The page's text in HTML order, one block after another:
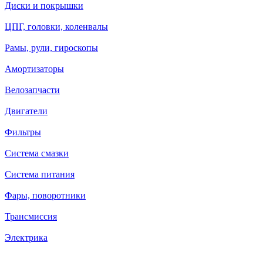
Диски и покрышки
ЦПГ, головки, коленвалы
Рамы, рули, гироскопы
Амортизаторы
Велозапчасти
Двигатели
Фильтры
Система смазки
Система питания
Фары, поворотники
Трансмиссия
Электрика